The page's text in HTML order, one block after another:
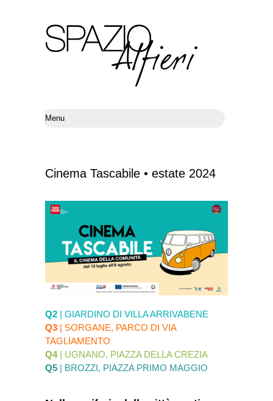
Cinema Tascabile • estate 2024
Q2 | GIARDINO DI VILLA ARRIVABENE
Q3 | SORGANE, PARCO DI VIA
TAGLIAMENTO
Q4| UGNANO, PIAZZA DELLA CREZIA
Q5 | BROZZI, PIAZZA PRIMO MAGGIO